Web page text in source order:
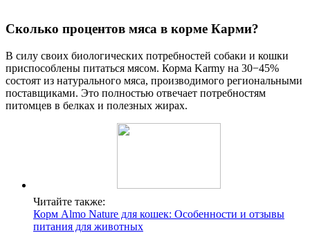
Сколько процентов мяса в корме Карми?
В силу своих биологических потребностей собаки и кошки
приспособлены питаться мясом. Корма Karmy на 30−45%
состоят из натурального мяса, производимого региональными
поставщиками. Это полностью отвечает потребностям
питомцев в белках и полезных жирах.
Читайте также:
Корм Almo Nature для кошек: Особенности и отзывы
питания для животных